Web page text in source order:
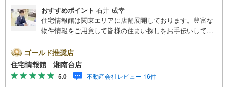
おすすめポイント 石井 成幸
住宅情報館は関東エリアに店舗展開しております。豊富な
物件情報をご用意して皆様の住まい探しをお手伝いしてお
さい。住宅ローン相談会も同時開催中無理のない住宅ロー
ンの試算やご購入の際にかかる諸費用の概算も行っており
ます。しっかりとした資金計画のアドバイスをさせて頂き
ますので、お気軽にご相談ください。
ゴールド推奨店
住宅情報館 湘南台店
5.0 不動産会社レビュー 16件